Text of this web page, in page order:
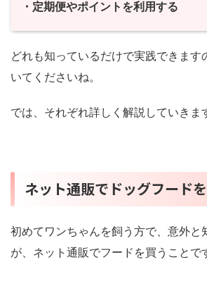
・定期便やポイントを利用する
どれも知っているだけで実践できます
いてくださいね。
では、それぞれ詳しく解説していきま
ネット通販でドッグフード
初めてワンちゃんを飼う方で、意外と
が、ネット通販でフードを買うことで